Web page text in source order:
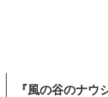
『風の谷のナウ